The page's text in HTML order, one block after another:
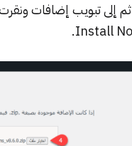
ثم إلى تبويب إضافات